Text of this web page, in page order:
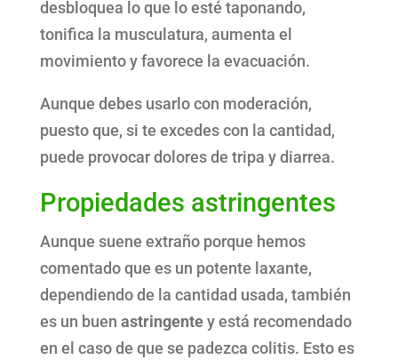
desbloquea lo que lo esté taponando,
tonifica la musculatura, aumenta el
movimiento y favorece la evacuación.
Aunque debes usarlo con moderación,
puesto que, si te excedes con la cantidad,
puede provocar dolores de tripa y diarrea.
Propiedades astringentes
Aunque suene extraño porque hemos
comentado que es un potente laxante,
dependiendo de la cantidad usada, también
es un buen astringentey está recomendado
en el caso de que se padezca colitis. Esto es